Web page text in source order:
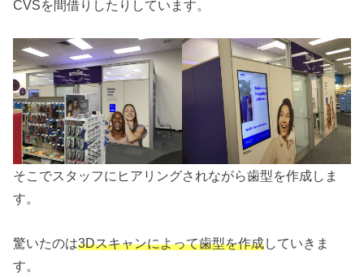
CVSを間借りしたりしています。
そこでスタッフにヒアリングされながら歯型を作成しま
す。
驚いたのは3Dスキャンによって歯型を作成していきま
す。